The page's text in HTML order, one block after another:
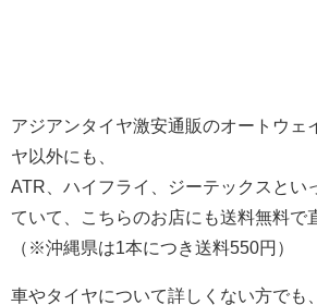
アジアンタイヤ激安通販のオートウェ
ヤ以外にも、
ATR、ハイフライ、ジーテックスとい
ていて、こちらのお店にも送料無料で
（※沖縄県は1本につき送料550円）
車やタイヤについて詳しくない方でも